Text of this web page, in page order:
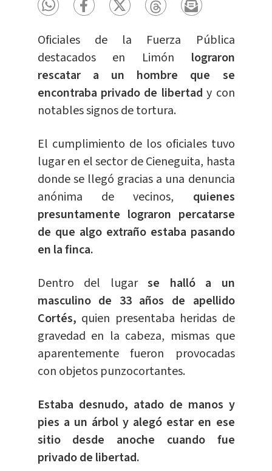
Oficiales de la Fuerza Pública
destacados en Limón lograron
rescatar a un hombre que se
encontraba privado de libertad y con
notables signos de tortura.
El cumplimiento de los oficiales tuvo
lugar en el sector de Cieneguita, hasta
donde se llegó gracias a una denuncia
anónima de vecinos, quienes
presuntamente lograron percatarse
de que algo extraño estaba pasando
en la finca.
Dentro del lugarse halló a un
masculino de 33 años de apellido
Cortés, quien presentaba heridas de
gravedad en la cabeza, mismas que
aparentemente fueron provocadas
con objetos punzocortantes.
Estaba desnudo, atado de manos y
pies a un árbol y alegó estar en ese
sitio desde anoche cuando fue
privado de libertad.